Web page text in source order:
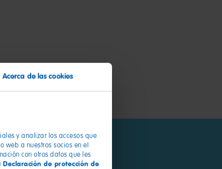
Acerca de las cookies
y analizar los accesos que
web a nuestros socios en el
con otros datos que les
Declaración de protección de